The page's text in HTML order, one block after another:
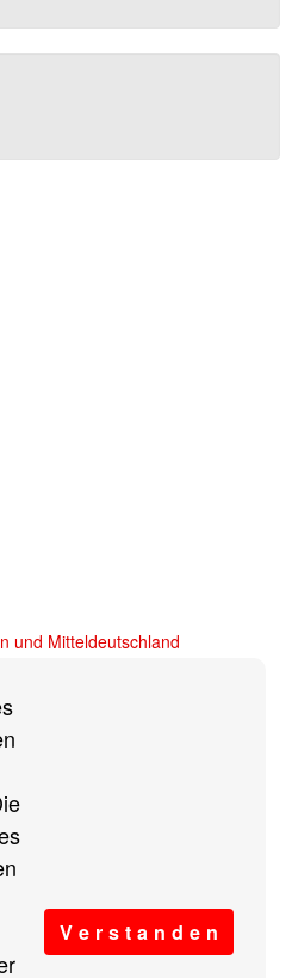
V e r s t a n d e n
und Mitteldeutschland